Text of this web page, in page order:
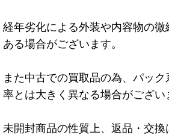
経年劣化による外装や内容物の
ある場合がございます。
また中古での買取品の為、パッ
率とは大きく異なる場合がござい
未開封商品の性質上、返品・交